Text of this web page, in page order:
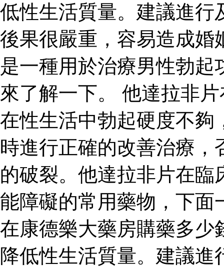
低性生活質量。建議進行
後果很嚴重，容易造成婚
是一種用於治療男性勃
來了解一下。 他達拉非
在性生活中勃起硬度不夠
時進行正確的改善治療
的破裂。他達拉非片在
能障礙的常用藥物，下面
在康德樂大藥房購藥多少
降低性生活質量。建議